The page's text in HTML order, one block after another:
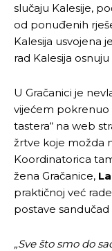
slučaju Kalesije,
od ponuđenih
Kalesija usvojena
rad Kalesija
U Gračanici je
vijećem pokrenuo
tastera“ na web
žrtve koje možda
Koordinatorica
žena Gračanice,
praktičnoj već
postave sandučad
„Sve što smo do